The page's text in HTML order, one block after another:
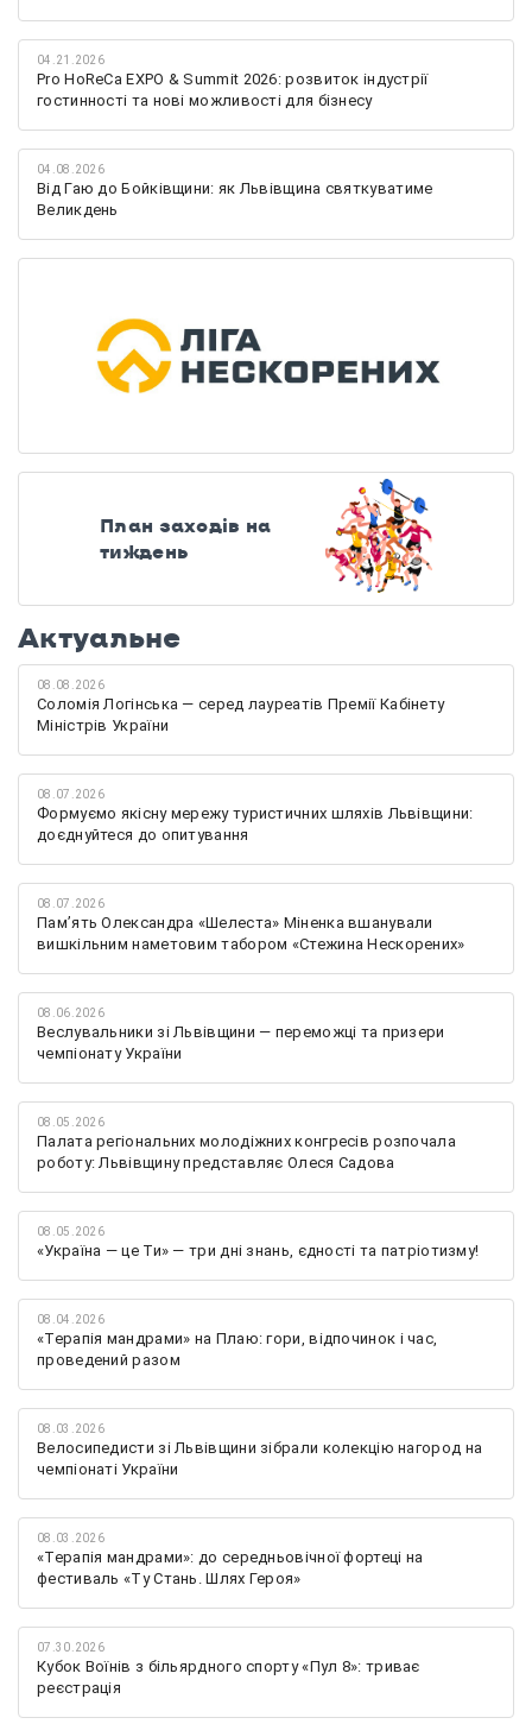
04.21.2026
Pro HoReCa EXPO & Summit 2026: розвиток індустрії
гостинності та нові можливості для бізнесу
04.08.2026
Від Гаю до Бойківщини: як Львівщина святкуватиме
Великдень
План заходів на
тиждень
Актуальне
08.08.2026
Соломія Логінська — серед лауреатів Премії Кабінету
Міністрів України
08.07.2026
Формуємо якісну мережу туристичних шляхів Львівщини:
доєднуйтеся до опитування
08.07.2026
Памʼять Олександра «Шелеста» Міненка вшанували
вишкільним наметовим табором «Стежина Нескорених»
08.06.2026
Веслувальники зі Львівщини — переможці та призери
чемпіонату України
08.05.2026
Палата регіональних молодіжних конгресів розпочала
роботу: Львівщину представляє Олеся Садова
08.05.2026
«Україна — це Ти» — три дні знань, єдності та патріотизму!
08.04.2026
«Терапія мандрами» на Плаю: гори, відпочинок і час,
проведений разом
08.03.2026
Велосипедисти зі Львівщини зібрали колекцію нагород на
чемпіонаті України
08.03.2026
«Терапія мандрами»: до середньовічної фортеці на
фестиваль «Ту Стань. Шлях Героя»
07.30.2026
Кубок Воїнів з більярдного спорту «Пул 8»: триває
реєстрація